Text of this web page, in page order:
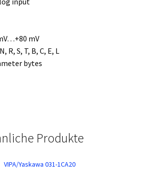
mV
R, S, T, B, C, E, L
bytes
Produkte